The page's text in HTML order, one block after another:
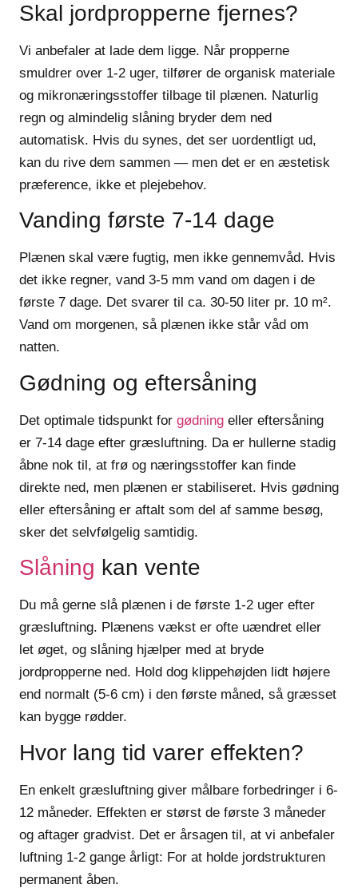
Skal jordpropperne fjernes?
Vi anbefaler at lade dem ligge. Når propperne
smuldrer over 1-2 uger, tilfører de organisk materiale
og mikronæringsstoffer tilbage til plænen. Naturlig
regn og almindelig slåning bryder dem ned
automatisk. Hvis du synes, det ser uordentligt ud,
kan du rive dem sammen — men det er en æstetisk
præference, ikke et plejebehov.
Vanding første 7-14 dage
Plænen skal være fugtig, men ikke gennemvåd. Hvis
det ikke regner, vand 3-5 mm vand om dagen i de
første 7 dage. Det svarer til ca. 30-50 liter pr. 10 m².
Vand om morgenen, så plænen ikke står våd om
natten.
Gødning og eftersåning
Det optimale tidspunkt for gødning eller eftersåning
er 7-14 dage efter græsluftning. Da er hullerne stadig
åbne nok til, at frø og næringsstoffer kan finde
direkte ned, men plænen er stabiliseret. Hvis gødning
eller eftersåning er aftalt som del af samme besøg,
sker det selvfølgelig samtidig.
Slåning kan vente
Du må gerne slå plænen i de første 1-2 uger efter
græsluftning. Plænens vækst er ofte uændret eller
let øget, og slåning hjælper med at bryde
jordpropperne ned. Hold dog klippehøjden lidt højere
end normalt (5-6 cm) i den første måned, så græsset
kan bygge rødder.
Hvor lang tid varer effekten?
En enkelt græsluftning giver målbare forbedringer i 6-
12 måneder. Effekten er størst de første 3 måneder
og aftager gradvist. Det er årsagen til, at vi anbefaler
luftning 1-2 gange årligt: For at holde jordstrukturen
permanent åben.